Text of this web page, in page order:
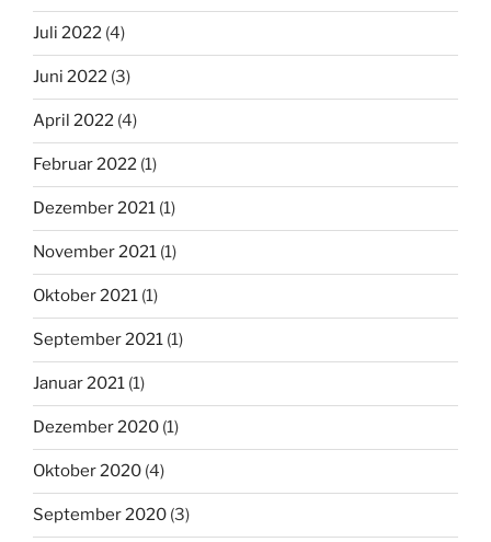
Juli 2022 (4)
Juni 2022 (3)
April 2022 (4)
Februar 2022 (1)
Dezember 2021 (1)
November 2021 (1)
Oktober 2021 (1)
September 2021 (1)
Januar 2021 (1)
Dezember 2020 (1)
Oktober 2020 (4)
September 2020 (3)